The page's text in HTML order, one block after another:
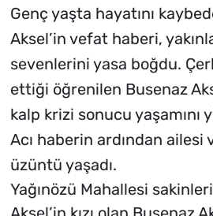
Genç yaşta hayatını
Aksel’in vefat haberi,
sevenlerini yasa boğdu.
ettiği öğrenilen Busenaz
kalp krizi sonucu
Acı haberin ardından ailesi
üzüntü yaşadı.
Yağınözü Mahallesi